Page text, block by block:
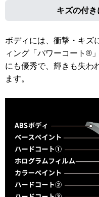
キズの付き
ボディには、衝撃・キズ
ィング「パワーコート®
にも優秀で、輝きも失わ
ます。